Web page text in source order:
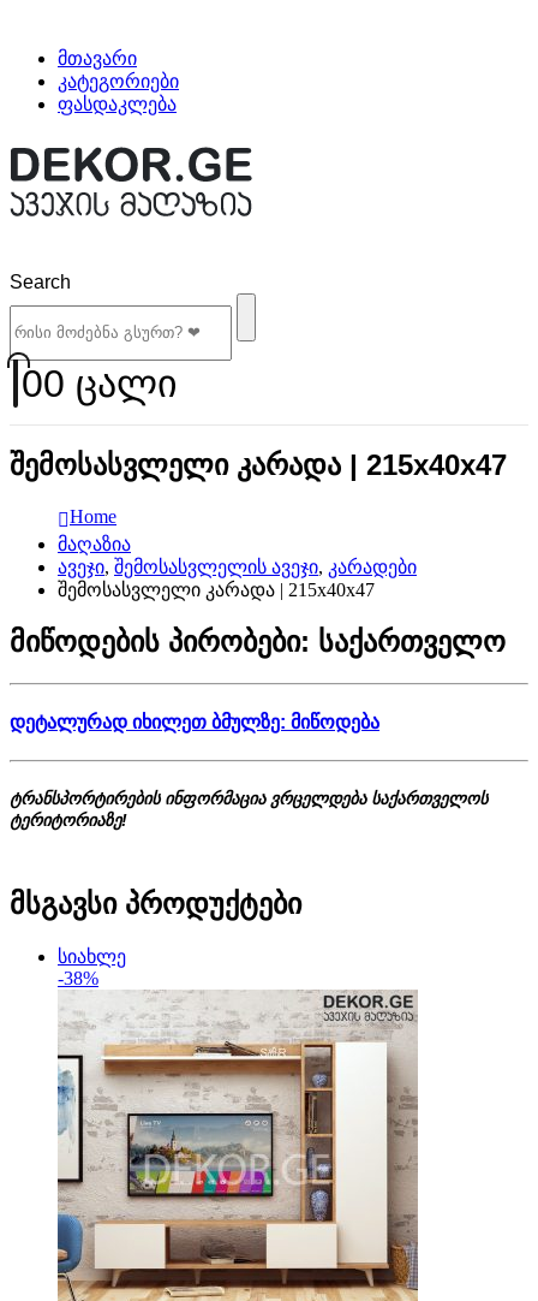
მთავარი
კატეგორიები
ფასდაკლება
Search
00 ცალი
შემოსასვლელი კარადა | 215х40х47
Home
მაღაზია
ავეჯი, შემოსასვლელის ავეჯი, კარადები
შემოსასვლელი კარადა | 215х40х47
მიწოდების პირობები: საქართველო
დეტალურად იხილეთ ბმულზე: მიწოდება
ტრანსპორტირების ინფორმაცია ვრცელდება საქართველოს
ტერიტორიაზე!
მსგავსი პროდუქტები
სიახლე
-38%